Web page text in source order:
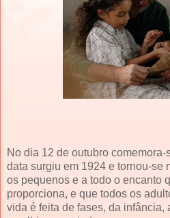
No dia 12 de outubro
data surgiu em 1924 e tornou-se
os pequenos e a todo o encanto
proporciona, e que todos os
vida é feita de fases, da